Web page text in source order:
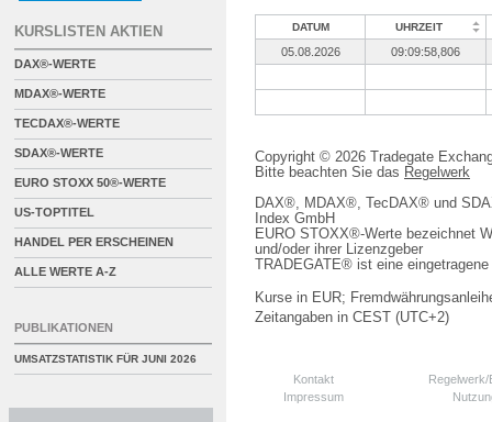
DATUM UHRZEIT
05.08.2026 09:09:58,806
Copyright © 2026 Tradegate
Bitte beachten Sie das Regelwerk
DAX®, MDAX®, TecDAX® und
Index GmbH
EURO STOXX®-Werte bezeichnet
und/oder ihrer Lizenzgeber
TRADEGATE® ist eine
Kurse in EUR;
Zeitangaben in CEST (UTC+2)
Kontakt
Impressum
KURSLISTEN AKTIEN
DAX®-WERTE
MDAX®-WERTE
TECDAX®-WERTE
SDAX®-WERTE
EURO STOXX 50®-WERTE
US-TOPTITEL
HANDEL PER ERSCHEINEN
ALLE WERTE A-Z
PUBLIKATIONEN
UMSATZSTATISTIK FÜR JUNI 2026